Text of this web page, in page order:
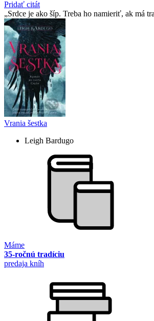
Pridať citát
Srdce je ako šíp. Treba ho namieriť, ak má
Vrania šestka
Leigh Bardugo
Máme
35-ročnú tradíciu
predaja kníh